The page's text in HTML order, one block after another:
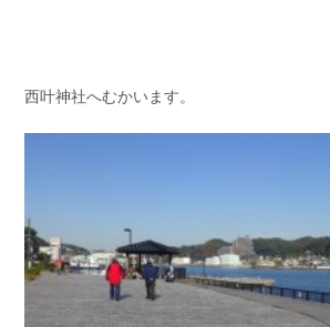
西叶神社へむかいます。